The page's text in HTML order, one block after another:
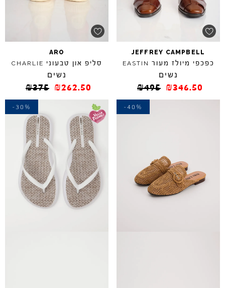
JEFFREY CAMPBELL
כפכפי מיולז מעור EASTIN
נשים
₪495 ₪346.50
ARO
סליפ און טבעוני CHARLIE
נשים
₪375 ₪262.50
-40%
-30%